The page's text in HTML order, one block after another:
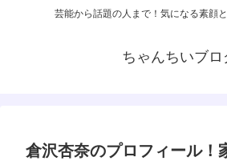
芸能から話題の人まで！気になる素顔
ちゃんちいブロ
倉沢杏奈のプロフィール！